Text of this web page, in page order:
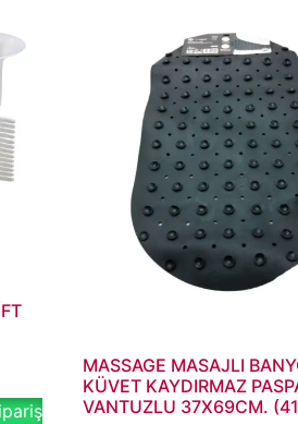
MASSAGE MASAJLI
KÜVET KAYDIRMAZ
VANTUZLU 37X69CM.